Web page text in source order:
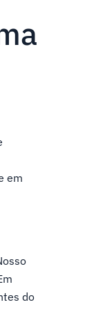
em
do